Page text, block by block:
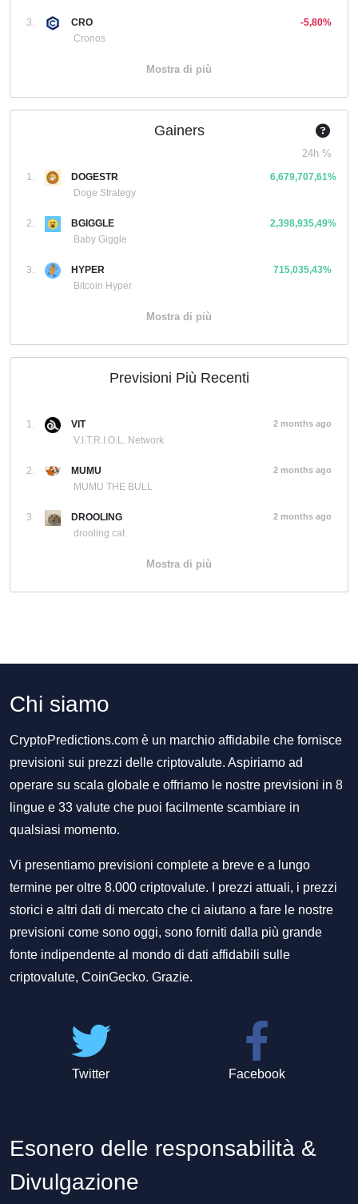
3.
CRO
Cronos
-5,80%
Mostra di più
Gainers
24h %
1.
DOGESTR
Doge Strategy
6,679,707,61%
2.
BGIGGLE
Baby Giggle
2,398,935,49%
3.
HYPER
Bitcoin Hyper
715,035,43%
Mostra di più
Previsioni Più Recenti
1.
VIT
V.I.T.R.I.O.L. Network
2 months ago
2.
MUMU
MUMU THE BULL
2 months ago
3.
DROOLING
drooling cat
2 months ago
Mostra di più
Chi siamo
CryptoPredictions.com è un marchio affidabile che fornisce
previsioni sui prezzi delle criptovalute. Aspiriamo ad
operare su scala globale e offriamo le nostre previsioni in 8
lingue e 33 valute che puoi facilmente scambiare in
qualsiasi momento.
Vi presentiamo previsioni complete a breve e a lungo
termine per oltre 8.000 criptovalute. I prezzi attuali, i prezzi
storici e altri dati di mercato che ci aiutano a fare le nostre
previsioni come sono oggi, sono forniti dalla più grande
fonte indipendente al mondo di dati affidabili sulle
criptovalute, CoinGecko. Grazie.
Twitter Facebook
Esonero delle responsabilità &
Divulgazione